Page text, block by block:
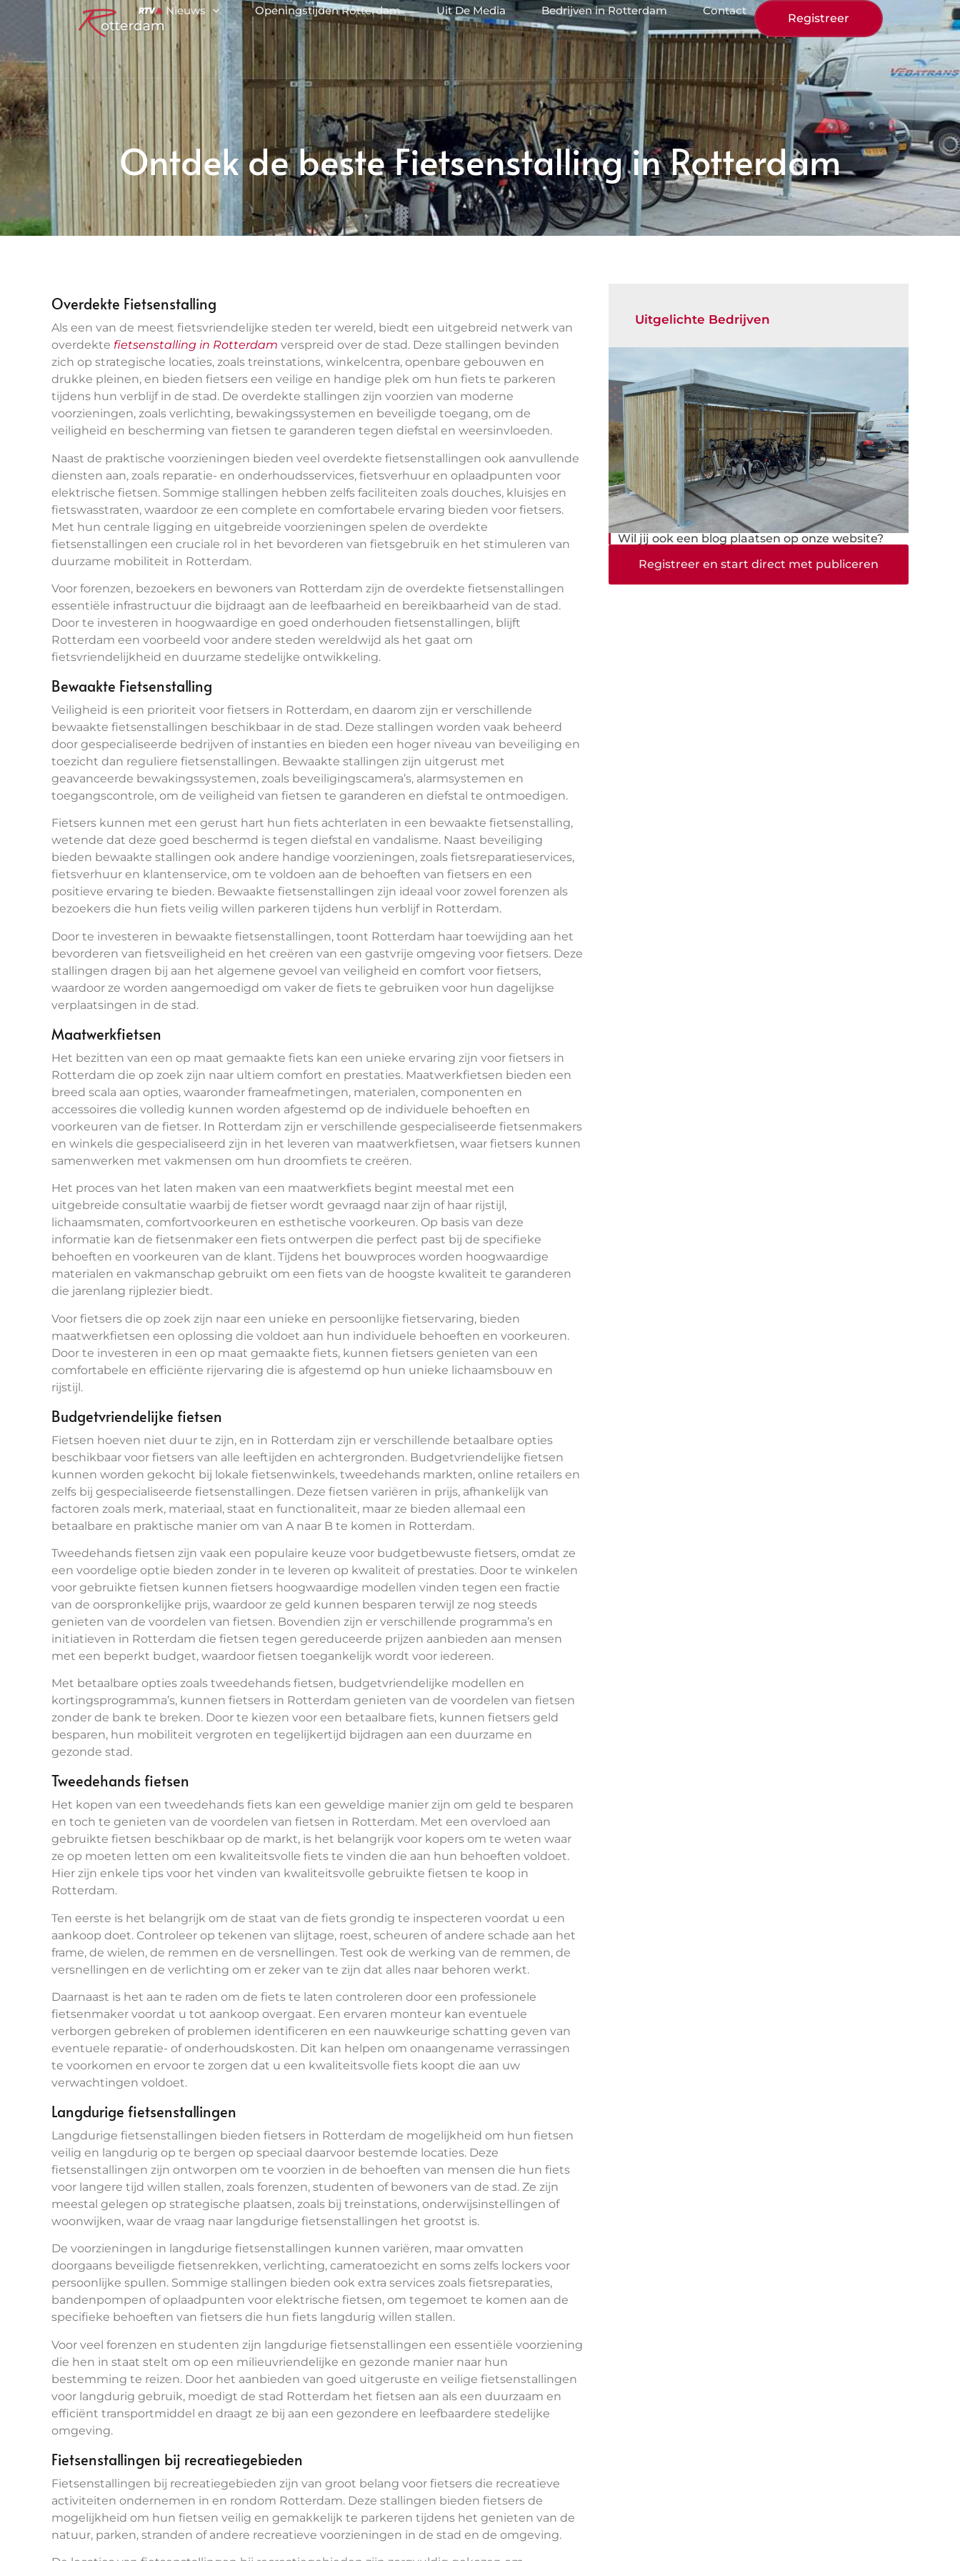
Nieuws Openingstijden Rotterdam Uit De Media Bedrijven in Rotterdam Contact
Registreer
Ontdek de beste Fietsenstalling in Rotterdam
Overdekte Fietsenstalling
Als een van de meest fietsvriendelijke steden ter wereld, biedt een uitgebreid netwerk van
overdekte fietsenstalling in Rotterdam verspreid over de stad. Deze stallingen bevinden
zich op strategische locaties, zoals treinstations, winkelcentra, openbare gebouwen en
drukke pleinen, en bieden fietsers een veilige en handige plek om hun fiets te parkeren
tijdens hun verblijf in de stad. De overdekte stallingen zijn voorzien van moderne
voorzieningen, zoals verlichting, bewakingssystemen en beveiligde toegang, om de
veiligheid en bescherming van fietsen te garanderen tegen diefstal en weersinvloeden.
Naast de praktische voorzieningen bieden veel overdekte fietsenstallingen ook aanvullende
diensten aan, zoals reparatie- en onderhoudsservices, fietsverhuur en oplaadpunten voor
elektrische fietsen. Sommige stallingen hebben zelfs faciliteiten zoals douches, kluisjes en
fietswasstraten, waardoor ze een complete en comfortabele ervaring bieden voor fietsers.
Met hun centrale ligging en uitgebreide voorzieningen spelen de overdekte
fietsenstallingen een cruciale rol in het bevorderen van fietsgebruik en het stimuleren van
duurzame mobiliteit in Rotterdam.
Voor forenzen, bezoekers en bewoners van Rotterdam zijn de overdekte fietsenstallingen
essentiële infrastructuur die bijdraagt aan de leefbaarheid en bereikbaarheid van de stad.
Door te investeren in hoogwaardige en goed onderhouden fietsenstallingen, blijft
Rotterdam een voorbeeld voor andere steden wereldwijd als het gaat om
fietsvriendelijkheid en duurzame stedelijke ontwikkeling.
Bewaakte Fietsenstalling
Veiligheid is een prioriteit voor fietsers in Rotterdam, en daarom zijn er verschillende
bewaakte fietsenstallingen beschikbaar in de stad. Deze stallingen worden vaak beheerd
door gespecialiseerde bedrijven of instanties en bieden een hoger niveau van beveiliging en
toezicht dan reguliere fietsenstallingen. Bewaakte stallingen zijn uitgerust met
geavanceerde bewakingssystemen, zoals beveiligingscamera’s, alarmsystemen en
toegangscontrole, om de veiligheid van fietsen te garanderen en diefstal te ontmoedigen.
Fietsers kunnen met een gerust hart hun fiets achterlaten in een bewaakte fietsenstalling,
wetende dat deze goed beschermd is tegen diefstal en vandalisme. Naast beveiliging
bieden bewaakte stallingen ook andere handige voorzieningen, zoals fietsreparatieservices,
fietsverhuur en klantenservice, om te voldoen aan de behoeften van fietsers en een
positieve ervaring te bieden. Bewaakte fietsenstallingen zijn ideaal voor zowel forenzen als
bezoekers die hun fiets veilig willen parkeren tijdens hun verblijf in Rotterdam.
Door te investeren in bewaakte fietsenstallingen, toont Rotterdam haar toewijding aan het
bevorderen van fietsveiligheid en het creëren van een gastvrije omgeving voor fietsers. Deze
stallingen dragen bij aan het algemene gevoel van veiligheid en comfort voor fietsers,
waardoor ze worden aangemoedigd om vaker de fiets te gebruiken voor hun dagelijkse
verplaatsingen in de stad.
Maatwerkfietsen
Het bezitten van een op maat gemaakte fiets kan een unieke ervaring zijn voor fietsers in
Rotterdam die op zoek zijn naar ultiem comfort en prestaties. Maatwerkfietsen bieden een
breed scala aan opties, waaronder frameafmetingen, materialen, componenten en
accessoires die volledig kunnen worden afgestemd op de individuele behoeften en
voorkeuren van de fietser. In Rotterdam zijn er verschillende gespecialiseerde fietsenmakers
en winkels die gespecialiseerd zijn in het leveren van maatwerkfietsen, waar fietsers kunnen
samenwerken met vakmensen om hun droomfiets te creëren.
Het proces van het laten maken van een maatwerkfiets begint meestal met een
uitgebreide consultatie waarbij de fietser wordt gevraagd naar zijn of haar rijstijl,
lichaamsmaten, comfortvoorkeuren en esthetische voorkeuren. Op basis van deze
informatie kan de fietsenmaker een fiets ontwerpen die perfect past bij de specifieke
behoeften en voorkeuren van de klant. Tijdens het bouwproces worden hoogwaardige
materialen en vakmanschap gebruikt om een fiets van de hoogste kwaliteit te garanderen
die jarenlang rijplezier biedt.
Voor fietsers die op zoek zijn naar een unieke en persoonlijke fietservaring, bieden
maatwerkfietsen een oplossing die voldoet aan hun individuele behoeften en voorkeuren.
Door te investeren in een op maat gemaakte fiets, kunnen fietsers genieten van een
comfortabele en efficiënte rijervaring die is afgestemd op hun unieke lichaamsbouw en
rijstijl.
Budgetvriendelijke fietsen
Fietsen hoeven niet duur te zijn, en in Rotterdam zijn er verschillende betaalbare opties
beschikbaar voor fietsers van alle leeftijden en achtergronden. Budgetvriendelijke fietsen
kunnen worden gekocht bij lokale fietsenwinkels, tweedehands markten, online retailers en
zelfs bij gespecialiseerde fietsenstallingen. Deze fietsen variëren in prijs, afhankelijk van
factoren zoals merk, materiaal, staat en functionaliteit, maar ze bieden allemaal een
betaalbare en praktische manier om van A naar B te komen in Rotterdam.
Tweedehands fietsen zijn vaak een populaire keuze voor budgetbewuste fietsers, omdat ze
een voordelige optie bieden zonder in te leveren op kwaliteit of prestaties. Door te winkelen
voor gebruikte fietsen kunnen fietsers hoogwaardige modellen vinden tegen een fractie
van de oorspronkelijke prijs, waardoor ze geld kunnen besparen terwijl ze nog steeds
genieten van de voordelen van fietsen. Bovendien zijn er verschillende programma’s en
initiatieven in Rotterdam die fietsen tegen gereduceerde prijzen aanbieden aan mensen
met een beperkt budget, waardoor fietsen toegankelijk wordt voor iedereen.
Met betaalbare opties zoals tweedehands fietsen, budgetvriendelijke modellen en
kortingsprogramma’s, kunnen fietsers in Rotterdam genieten van de voordelen van fietsen
zonder de bank te breken. Door te kiezen voor een betaalbare fiets, kunnen fietsers geld
besparen, hun mobiliteit vergroten en tegelijkertijd bijdragen aan een duurzame en
gezonde stad.
Tweedehands fietsen
Het kopen van een tweedehands fiets kan een geweldige manier zijn om geld te besparen
en toch te genieten van de voordelen van fietsen in Rotterdam. Met een overvloed aan
gebruikte fietsen beschikbaar op de markt, is het belangrijk voor kopers om te weten waar
ze op moeten letten om een kwaliteitsvolle fiets te vinden die aan hun behoeften voldoet.
Hier zijn enkele tips voor het vinden van kwaliteitsvolle gebruikte fietsen te koop in
Rotterdam.
Ten eerste is het belangrijk om de staat van de fiets grondig te inspecteren voordat u een
aankoop doet. Controleer op tekenen van slijtage, roest, scheuren of andere schade aan het
frame, de wielen, de remmen en de versnellingen. Test ook de werking van de remmen, de
versnellingen en de verlichting om er zeker van te zijn dat alles naar behoren werkt.
Daarnaast is het aan te raden om de fiets te laten controleren door een professionele
fietsenmaker voordat u tot aankoop overgaat. Een ervaren monteur kan eventuele
verborgen gebreken of problemen identificeren en een nauwkeurige schatting geven van
eventuele reparatie- of onderhoudskosten. Dit kan helpen om onaangename verrassingen
te voorkomen en ervoor te zorgen dat u een kwaliteitsvolle fiets koopt die aan uw
verwachtingen voldoet.
Langdurige fietsenstallingen
Langdurige fietsenstallingen bieden fietsers in Rotterdam de mogelijkheid om hun fietsen
veilig en langdurig op te bergen op speciaal daarvoor bestemde locaties. Deze
fietsenstallingen zijn ontworpen om te voorzien in de behoeften van mensen die hun fiets
voor langere tijd willen stallen, zoals forenzen, studenten of bewoners van de stad. Ze zijn
meestal gelegen op strategische plaatsen, zoals bij treinstations, onderwijsinstellingen of
woonwijken, waar de vraag naar langdurige fietsenstallingen het grootst is.
De voorzieningen in langdurige fietsenstallingen kunnen variëren, maar omvatten
doorgaans beveiligde fietsenrekken, verlichting, cameratoezicht en soms zelfs lockers voor
persoonlijke spullen. Sommige stallingen bieden ook extra services zoals fietsreparaties,
bandenpompen of oplaadpunten voor elektrische fietsen, om tegemoet te komen aan de
specifieke behoeften van fietsers die hun fiets langdurig willen stallen.
Voor veel forenzen en studenten zijn langdurige fietsenstallingen een essentiële voorziening
die hen in staat stelt om op een milieuvriendelijke en gezonde manier naar hun
bestemming te reizen. Door het aanbieden van goed uitgeruste en veilige fietsenstallingen
voor langdurig gebruik, moedigt de stad Rotterdam het fietsen aan als een duurzaam en
efficiënt transportmiddel en draagt ze bij aan een gezondere en leefbaardere stedelijke
omgeving.
Fietsenstallingen bij recreatiegebieden
Fietsenstallingen bij recreatiegebieden zijn van groot belang voor fietsers die recreatieve
activiteiten ondernemen in en rondom Rotterdam. Deze stallingen bieden fietsers de
mogelijkheid om hun fietsen veilig en gemakkelijk te parkeren tijdens het genieten van de
natuur, parken, stranden of andere recreatieve voorzieningen in de stad en de omgeving.
Uitgelichte Bedrijven
Wil jij ook een blog plaatsen op onze website?
Registreer en start direct met publiceren